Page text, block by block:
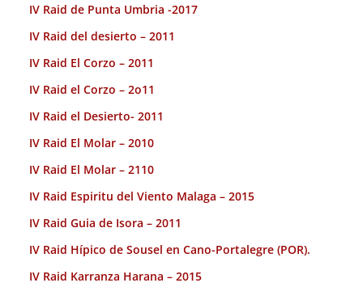
IV Raid de Punta Umbria -2017
IV Raid del desierto – 2011
IV Raid El Corzo – 2011
IV Raid el Corzo – 2o11
IV Raid el Desierto- 2011
IV Raid El Molar – 2010
IV Raid El Molar – 2110
IV Raid Espiritu del Viento Malaga – 2015
IV Raid Guia de Isora – 2011
IV Raid Hípico de Sousel en Cano-Portalegre (POR).
IV Raid Karranza Harana – 2015